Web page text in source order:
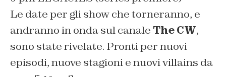
Le date per gli show che torneranno, e
andranno in onda sul canale The CW,
sono state rivelate. Pronti per nuovi
episodi, nuove stagioni e nuovi villains da